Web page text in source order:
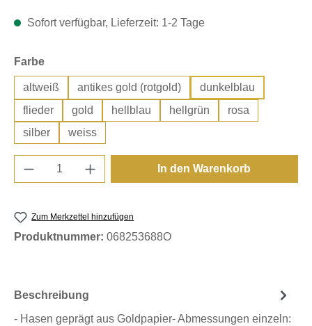
Sofort verfügbar, Lieferzeit: 1-2 Tage
Farbeauswählen
altweiß antikes gold (rotgold)
dunkelblau
flieder
gold hellblau hellgrün
rosa
silber
weiss
Produkt Anzahl: Gib den gewünschten
In den Warenkorb
Zum Merkzettel hinzufügen
Produktnummer: 068253688O
Beschreibung
- Hasen geprägt aus Goldpapier- Abmessungen einzeln: